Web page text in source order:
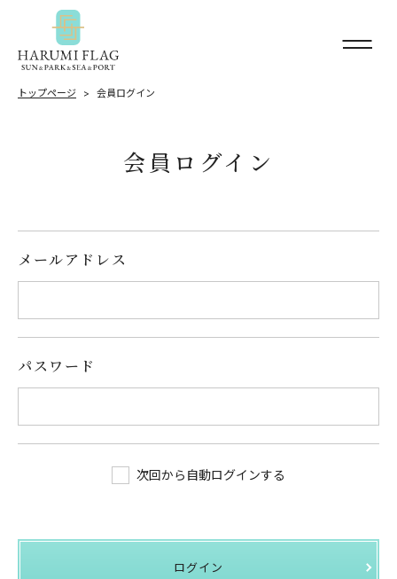
トップページ 会員ログイン
会員ログイン
メールアドレス
パスワード
次回から自動ログインする
ログイン